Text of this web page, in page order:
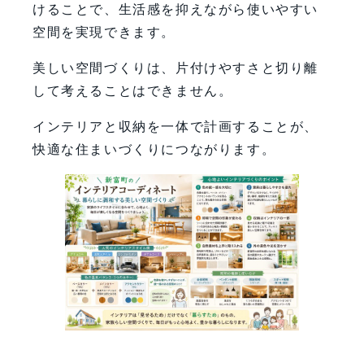
けることで、生活感を抑えながら使いやすい
空間を実現できます。
美しい空間づくりは、片付けやすさと切り離
して考えることはできません。
インテリアと収納を一体で計画することが、
快適な住まいづくりにつながります。